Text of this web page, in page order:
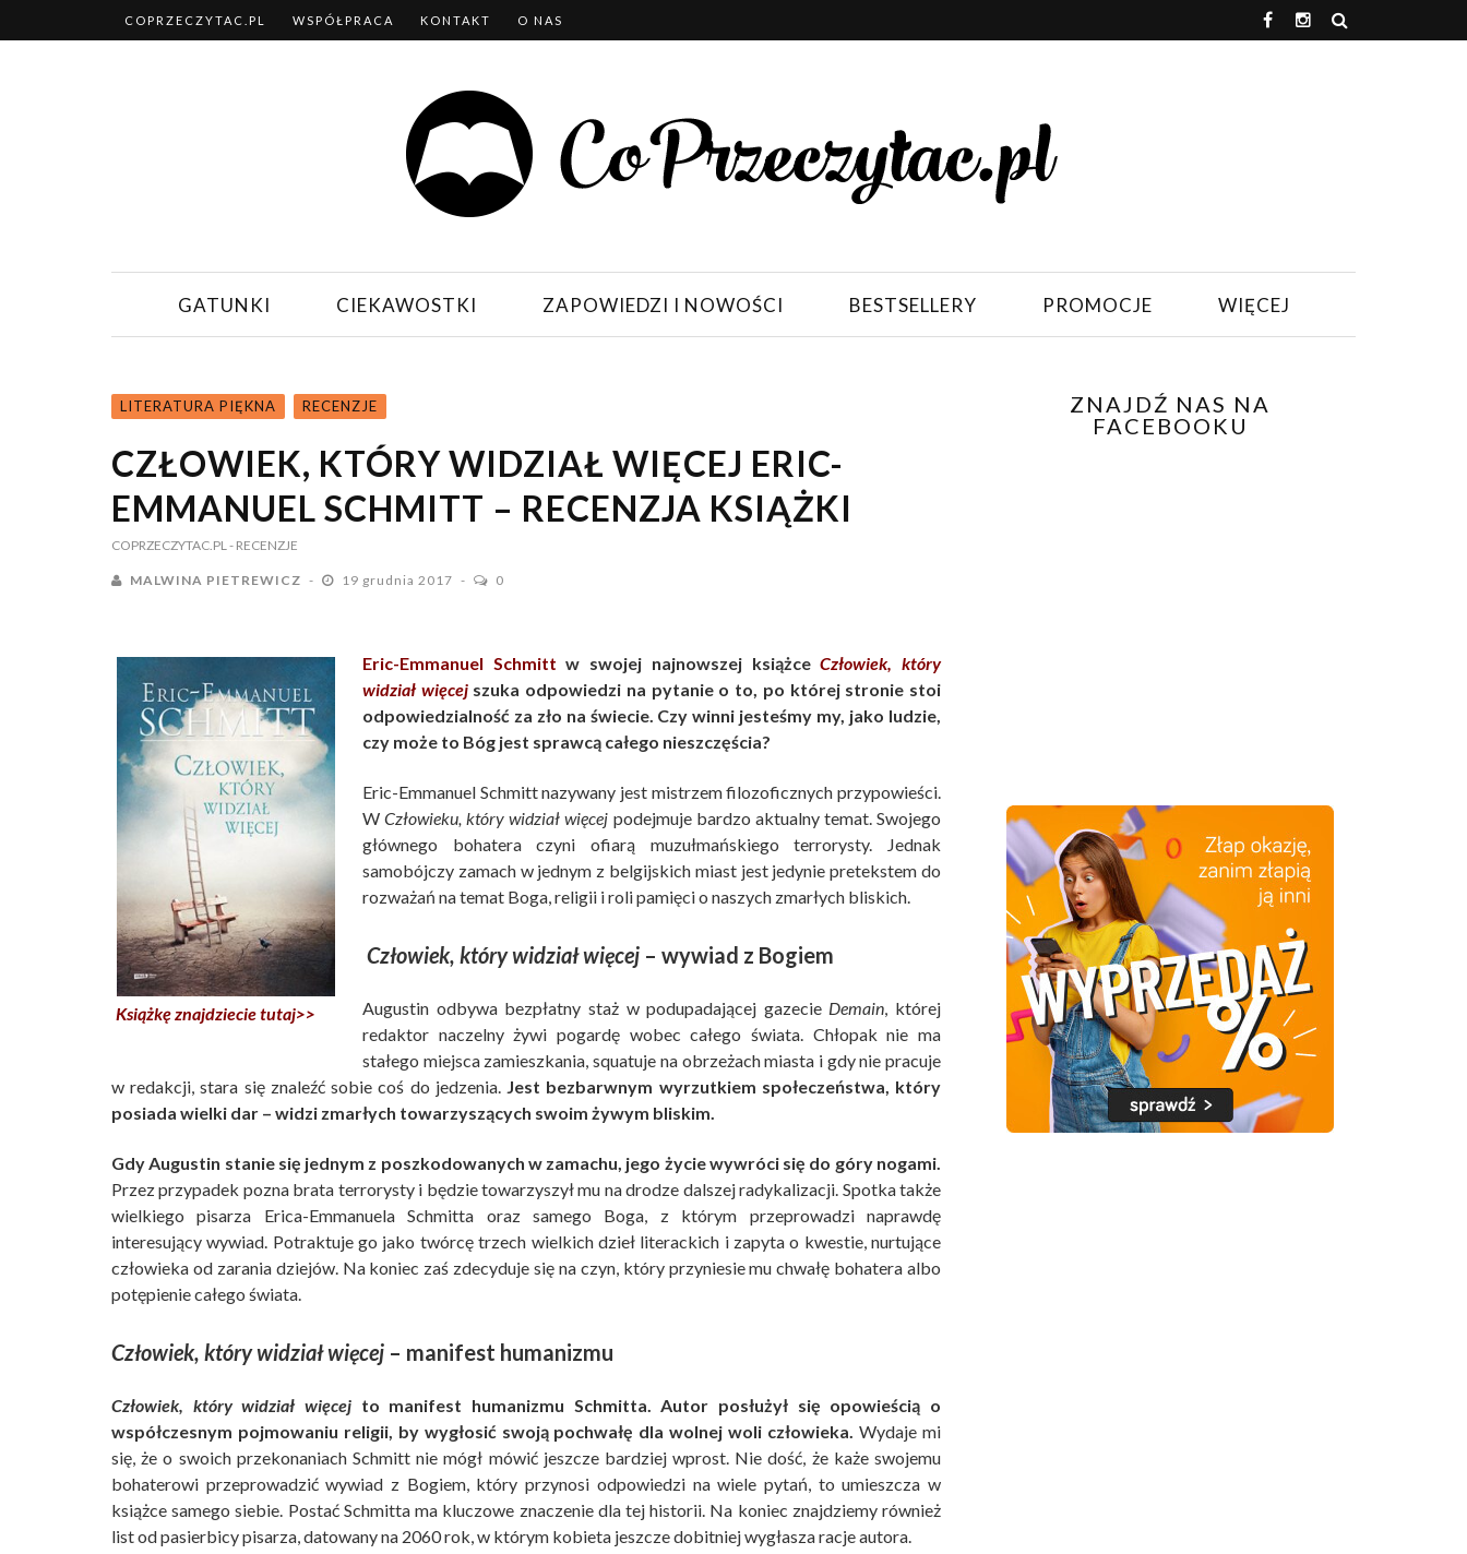
COPRZECZYTAC.PL WSPÓŁPRACA KONTAKT O NAS
GATUNKI CIEKAWOSTKI ZAPOWIEDZI I NOWOŚCI BESTSELLERY PROMOCJE WIĘCEJ
LITERATURA PIĘKNA RECENZJE
CZŁOWIEK, KTÓRY WIDZIAŁ WIĘCEJ ERIC-
EMMANUEL SCHMITT – RECENZJA KSIĄŻKI
COPRZECZYTAC.PL- RECENZJE
MALWINA PIETREWICZ 19 grudnia 2017 0
Książkę znajdziecie tutaj>>
Eric-Emmanuel Schmitt w swojej najnowszej książceCzłowiek, który
widział więcejszuka odpowiedzi na pytanie o to, po której stronie stoi
odpowiedzialność za zło na świecie. Czy winni jesteśmy my, jako ludzie,
czy może to Bóg jest sprawcą całego nieszczęścia?
Eric-Emmanuel Schmitt nazywany jest mistrzem filozoficznych przypowieści.
WCzłowieku, który widział więcej podejmuje bardzo aktualny temat. Swojego
głównego bohatera czyni ofiarą muzułmańskiego terrorysty. Jednak
samobójczy zamach w jednym z belgijskich miast jest jedynie pretekstem do
rozważań na temat Boga, religii i roli pamięci o naszych zmarłych bliskich.
Człowiek, który widział więcej – wywiad z Bogiem
Augustin odbywa bezpłatny staż w podupadającej gazecie Demain, której
redaktor naczelny żywi pogardę wobec całego świata. Chłopak nie ma
stałego miejsca zamieszkania, squatuje na obrzeżach miasta i gdy nie pracuje
w redakcji, stara się znaleźć sobie coś do jedzenia. Jest bezbarwnym wyrzutkiem społeczeństwa, który
posiada wielki dar – widzi zmarłych towarzyszących swoim żywym bliskim.
Gdy Augustin stanie się jednym z poszkodowanych w zamachu, jego życie wywróci się do góry nogami.
Przez przypadek pozna brata terrorysty i będzie towarzyszył mu na drodze dalszej radykalizacji. Spotka także
wielkiego pisarza Erica-Emmanuela Schmitta oraz samego Boga, z którym przeprowadzi naprawdę
interesujący wywiad. Potraktuje go jako twórcę trzech wielkich dzieł literackich i zapyta o kwestie, nurtujące
człowieka od zarania dziejów. Na koniec zaś zdecyduje się na czyn, który przyniesie mu chwałę bohatera albo
potępienie całego świata.
Człowiek, który widział więcej – manifest humanizmu
Człowiek, który widział więcej to manifest humanizmu Schmitta. Autor posłużył się opowieścią o
współczesnym pojmowaniu religii, by wygłosić swoją pochwałę dla wolnej woli człowieka. Wydaje mi
się, że o swoich przekonaniach Schmitt nie mógł mówić jeszcze bardziej wprost. Nie dość, że każe swojemu
bohaterowi przeprowadzić wywiad z Bogiem, który przynosi odpowiedzi na wiele pytań, to umieszcza w
książce samego siebie. Postać Schmitta ma kluczowe znaczenie dla tej historii. Na koniec znajdziemy również
list od pasierbicy pisarza, datowany na 2060 rok, w którym kobieta jeszcze dobitniej wygłasza racje autora.
ZNAJDŹ NAS NA
FACEBOOKU